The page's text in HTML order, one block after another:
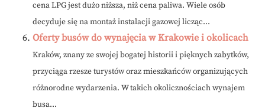
cena LPG jest dużo niższa, niż cena paliwa. Wiele osób
decyduje się na montaż instalacji gazowej licząc...
Oferty busów do wynajęcia w Krakowie i okolicach
Kraków, znany ze swojej bogatej historii i pięknych zabytków,
przyciąga rzesze turystów oraz mieszkańców organizujących
różnorodne wydarzenia. W takich okolicznościach wynajem
busa...